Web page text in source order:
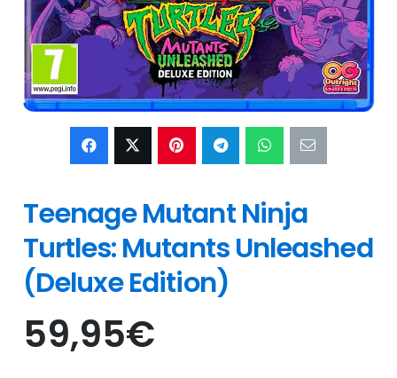
Teenage Mutant Ninja
Turtles: Mutants Unleashed
(Deluxe Edition)
59,95€